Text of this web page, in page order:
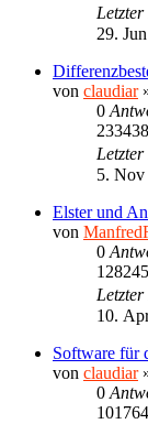
29.
von claudiar
0
233438
5. Nov
Elster und
von
0
128245
10.
Software für
von claudiar
0
101764